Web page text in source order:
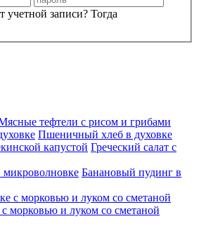
учетной записи? Тогда
тефтели с рисом и грибами
Пшеничный хлеб в духовке
Греческий салат с
Банановый пудинг в
морковью и луком со сметаной